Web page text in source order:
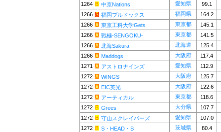
1264
中京Nations 愛知県
99.1
1266
福岡ブルドックス 福岡県
164.2
1266
東京工科大学Gets 東京都
145.1
1266
戦極-SENGOKU- 東京都
141.5
1266
北海Sakura 北海道
125.4
1266
Maddogs 大阪府
117.4
1271
アストロナインズ 愛知県
112.9
1272
WINGS 大阪府
125.7
1272
EIC英光 大阪府
122.6
1272
アーティカル 東京都
118.6
1272
Grees 大分県
107.7
1272
守山スクレイパーズ 愛知県
107.0
1272
S・HEAD・S 茨城県
80.4